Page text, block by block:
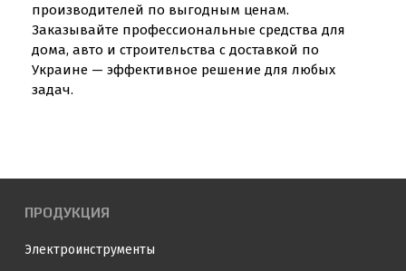
производителей по выгодным ценам.
Заказывайте профессиональные средства для
дома, авто и строительства с доставкой по
Украине — эффективное решение для любых
задач.
ПРОДУКЦИЯ
Электроинструменты